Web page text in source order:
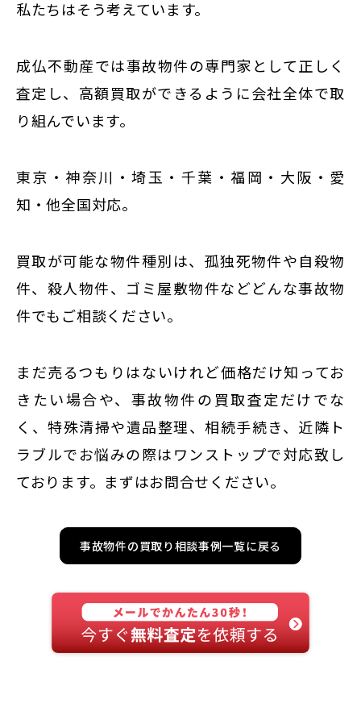
私たちはそう考えています。
成仏不動産では事故物件の専門家として正しく
査定し、高額買取ができるように会社全体で取
り組んでいます。
東京・神奈川・埼玉・千葉・福岡・大阪・愛
知・他全国対応。
買取が可能な物件種別は、孤独死物件や自殺物
件、殺人物件、ゴミ屋敷物件などどんな事故物
件でもご相談ください。
まだ売るつもりはないけれど価格だけ知ってお
きたい場合や、事故物件の買取査定だけでな
く、特殊清掃や遺品整理、相続手続き、近隣ト
ラブルでお悩みの際はワンストップで対応致し
ております。まずはお問合せください。
事故物件の買取り相談事例一覧に戻る